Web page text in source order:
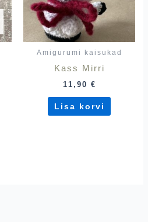
Amigurumi kaisukad
Kass Mirri
11,90 €
Lisa korvi